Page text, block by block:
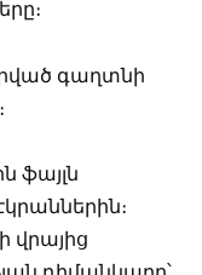
գաղտնի
ֆայլն
վրայից